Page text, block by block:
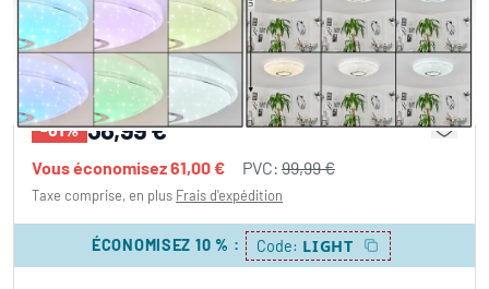
Plafonnier Auxerre LED Blanc, 2 lumières,
Télécommandes, Changeur de couleurs
-61% 38,99 €
Vous économisez61,00 € PVC: 99,99 €
Taxe comprise, en plus Frais d'expédition
ÉCONOMISEZ 10 % : Code: LIGHT